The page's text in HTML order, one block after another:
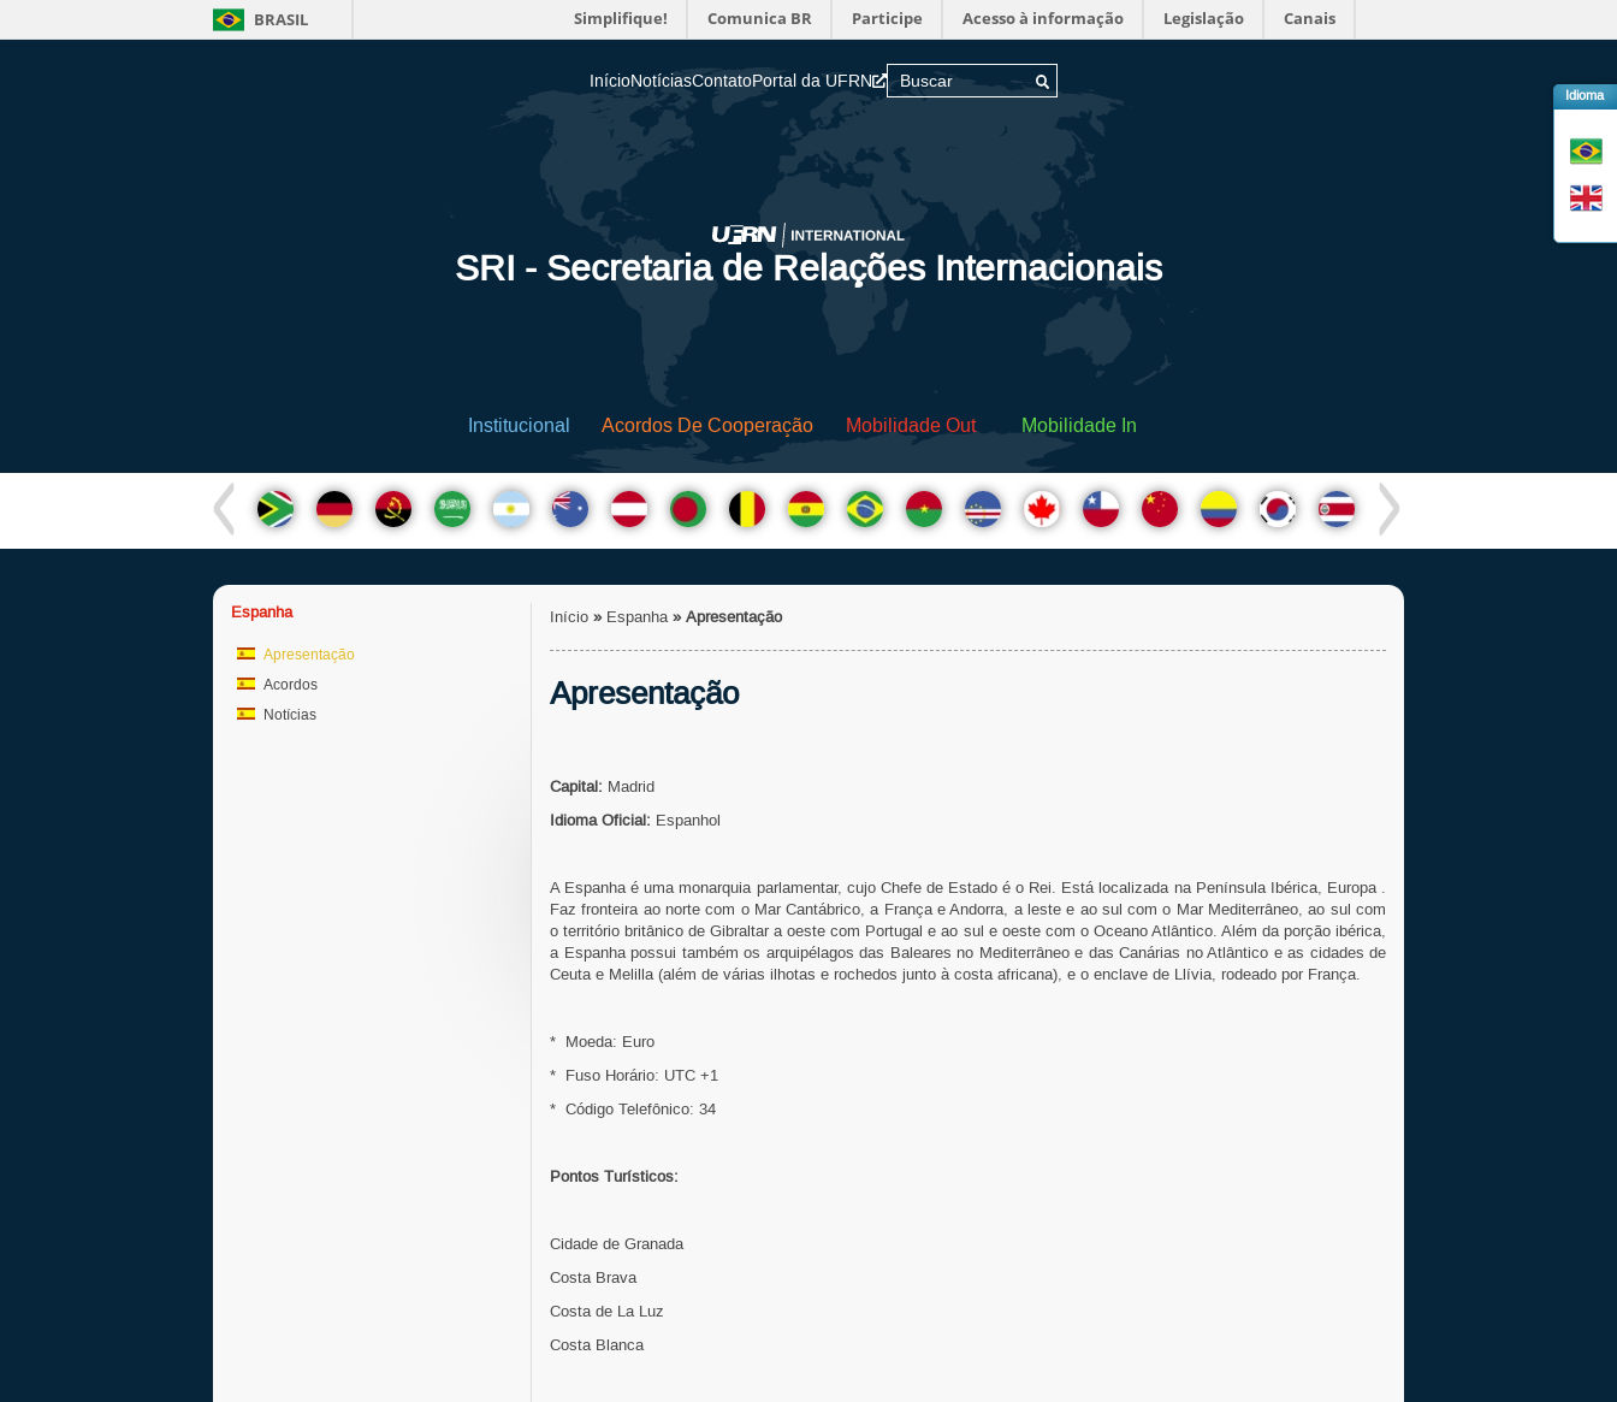
BRASIL Simplifique! Comunica BR Participe Acesso à informação Legislação Canais
Idioma
InícioNotíciasContatoPortal da UFRN
SRI - Secretaria de Relações Internacionais
Institucional Acordos De Cooperação Mobilidade Out Mobilidade In
Espanha
Apresentação
Acordos
Notícias
Início »Espanha » Apresentação
Apresentação
Capital: Madrid
Idioma Oficial: Espanhol
A Espanha é uma monarquia parlamentar, cujo Chefe de Estado é o Rei. Está localizada na Península Ibérica, Europa .
Faz fronteira ao norte com o Mar Cantábrico, a França e Andorra, a leste e ao sul com o Mar Mediterrâneo, ao sul com
o território britânico de Gibraltar a oeste com Portugal e ao sul e oeste com o Oceano Atlântico. Além da porção ibérica,
a Espanha possui também os arquipélagos das Baleares no Mediterrâneo e das Canárias no Atlântico e as cidades de
Ceuta e Melilla (além de várias ilhotas e rochedos junto à costa africana), e o enclave de Llívia, rodeado por França.
* Moeda: Euro
* Fuso Horário: UTC +1
* Código Telefônico: 34
Pontos Turísticos:
Cidade de Granada
Costa Brava
Costa de La Luz
Costa Blanca